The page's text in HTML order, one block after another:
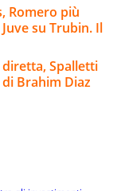
Romero più
su Trubin. Il
Spalletti
Brahim Diaz